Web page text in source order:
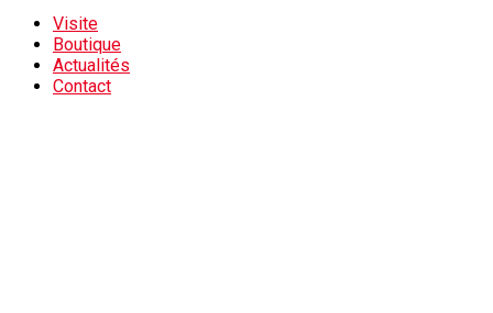
Visite
Boutique
Actualités
Contact